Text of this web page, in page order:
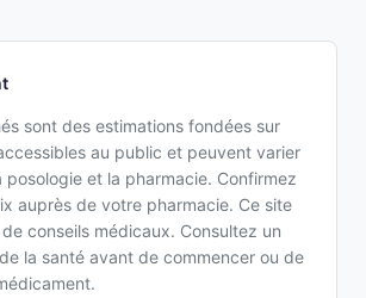
sont des estimations fondées sur
au public et peuvent varier
posologie et la pharmacie. Confirmez
auprès de votre pharmacie. Ce site
conseils médicaux. Consultez un
la santé avant de commencer ou de